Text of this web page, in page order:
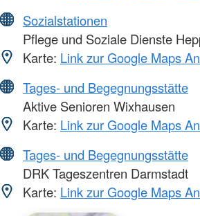
Sozialstationen
Pflege und Soziale Dienste
Karte: Link zur Google Maps
Tages- und Begegnungsstätte
Aktive Senioren Wixhausen
Karte: Link zur Google Maps
Tages- und Begegnungsstätte
DRK Tageszentren Darmstadt
Karte: Link zur Google Maps